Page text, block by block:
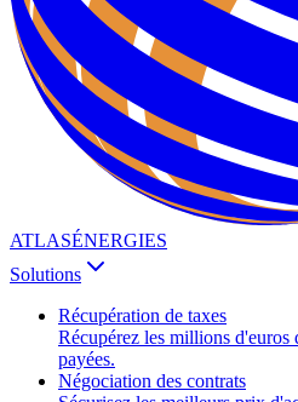
ATLASÉNERGIES
Solutions
Récupération de taxes
Récupérez les millions d'euros
payées.
Négociation des contrats